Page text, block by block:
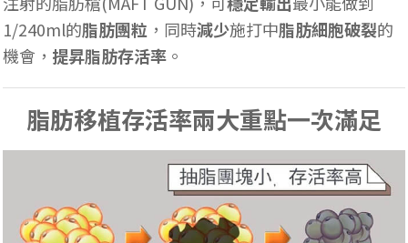
1/240ml的脂肪團粒 ，同時減少施打中脂肪細胞破裂的
機會， 提昇脂肪存活率 。
脂肪移植存活率兩大重點一次滿足